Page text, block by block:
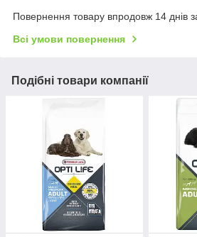
Повернення товару впродовж 14 днів
Всі умови повернення
Подібні товари компанії